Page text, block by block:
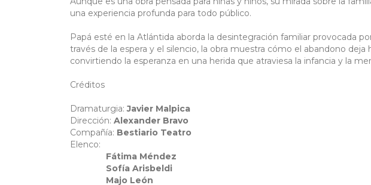
una experiencia profunda para todo público.
Papá esté en la Atlántida aborda la desintegración familiar provocada
través de la espera y el silencio, la obra muestra cómo el abandono
convirtiendo la esperanza en una herida que atraviesa la infancia y la
Créditos
Dramaturgia:Javier Malpica
Dirección: Alexander Bravo
Compañía: Bestiario Teatro
Elenco:
Fátima Méndez
Sofía Arisbeldi
Majo León